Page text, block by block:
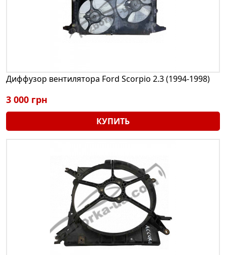
Диффузор вентилятора Ford Scorpio 2.3 (1994-1998)
3 000 грн
КУПИТЬ